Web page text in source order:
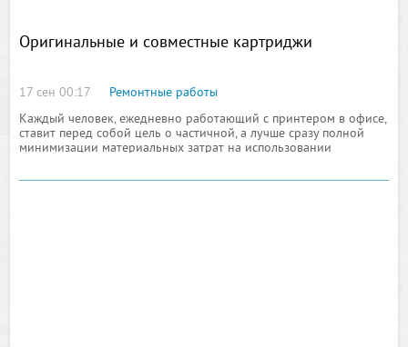
Оригинальные и совместные картриджи
17 сен 00:17
Ремонтные работы
Каждый человек, ежедневно работающий с принтером в офисе,
ставит перед собой цель о частичной, а лучше сразу полной
минимизации материальных затрат на использовании
например, чернильного или порошкового типа, зависимо